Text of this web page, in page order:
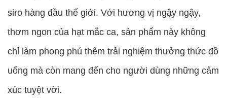
siro hàng đầu thế giới. Với hương vị ngậy ngậy,
thơm ngon của hạt mắc ca, sản phẩm này không
chỉ làm phong phú thêm trải nghiệm thưởng thức đồ
uống mà còn mang đến cho người dùng những cảm
xúc tuyệt vời.